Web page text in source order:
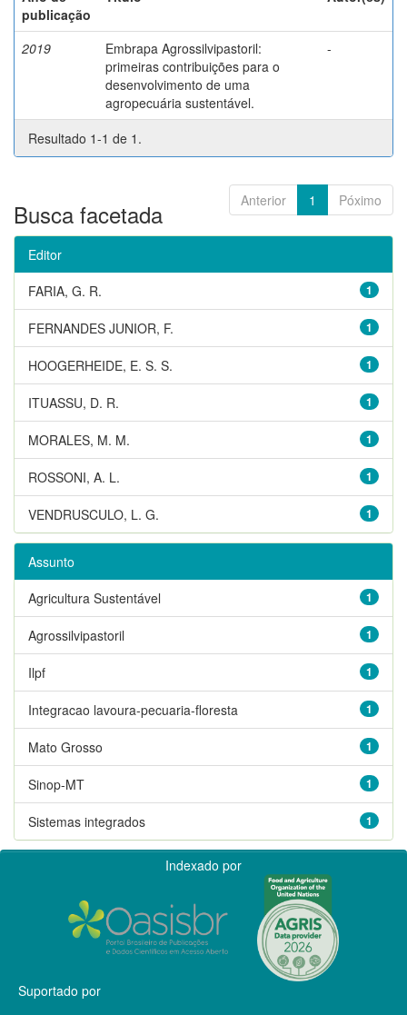
publicação
2019
Embrapa Agrossilvipastoril:
primeiras contribuições para o
desenvolvimento de uma
agropecuária sustentável.
-
Resultado 1-1 de 1.
Anterior 1 Póximo
Busca facetada
Editor
1
FARIA, G. R.
1
FERNANDES JUNIOR, F.
1
HOOGERHEIDE, E. S. S.
1
ITUASSU, D. R.
1
MORALES, M. M.
1
ROSSONI, A. L.
1
VENDRUSCULO, L. G.
Assunto
1
Agricultura Sustentável
1
Agrossilvipastoril
1
Ilpf
1
Integracao lavoura-pecuaria-floresta
1
Mato Grosso
1
Sinop-MT
1
Sistemas integrados
Indexado por
Suportado por